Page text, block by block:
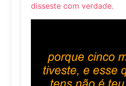
disseste com verdade.